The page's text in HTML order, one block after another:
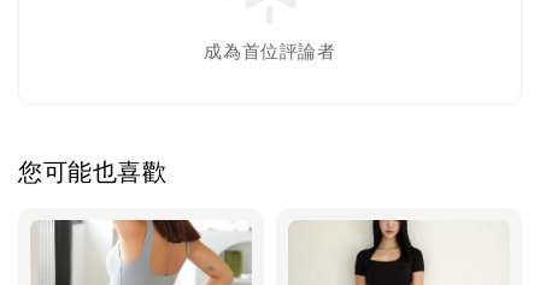
成為首位評論者
您可能也喜歡